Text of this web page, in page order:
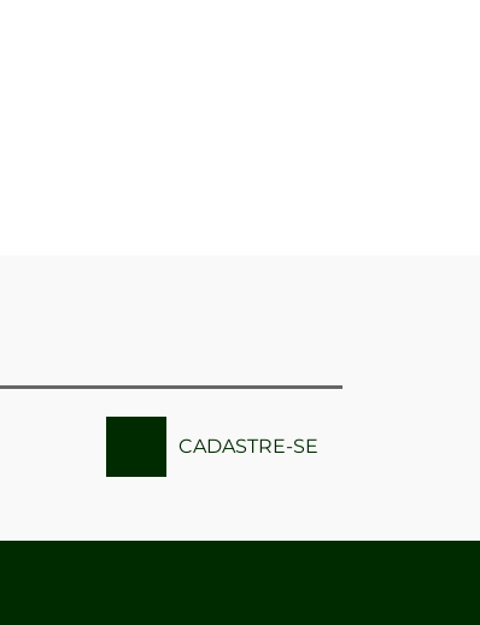
CADASTRE-SE